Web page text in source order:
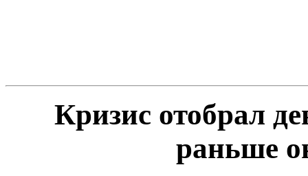
Кризис отобрал
раньше